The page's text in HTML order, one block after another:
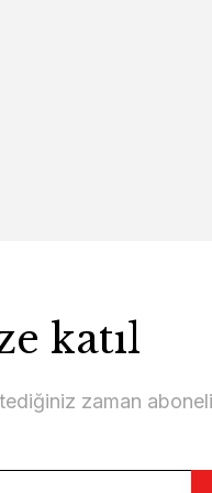
katıl
zaman